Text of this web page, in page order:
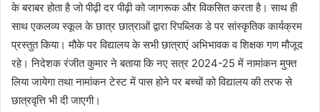
के बराबर होता है जो पीढ़ी दर पीढ़ी को जागरूक और विकसित करता है। साथ ही
साथ एकलव्य स्कूल के छात्र छात्राओं द्वारा रिपब्लिक डे पर सांस्कृतिक कार्यक्रम
प्रस्तुत किया। मौके पर विद्यालय के सभी छात्राएं अभिभावक व शिक्षक गण मौजूद
रहे। निदेशक रंजीत कुमार ने बताया कि नए सत्र 2024-25 में नामांकन मुफ्त
लिया जायेगा तथा नामांकन टेस्ट में पास होने पर बच्चों को विद्यालय की तरफ से
छात्रवृत्ति भी दी जाएगी।